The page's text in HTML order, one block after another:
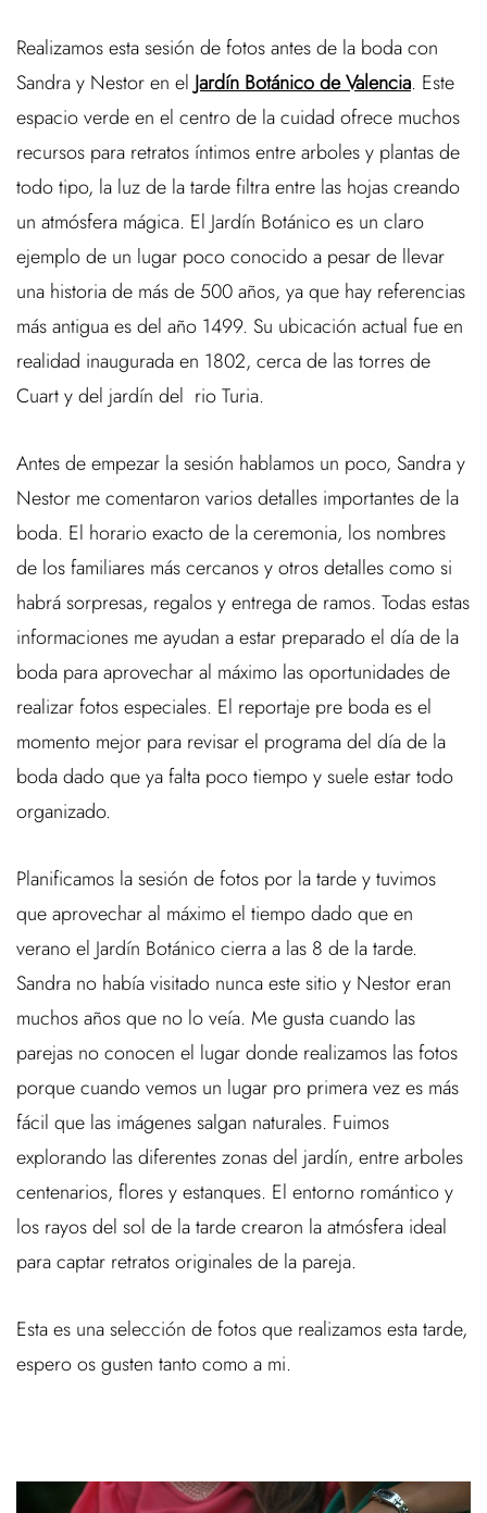
Realizamos esta sesión de fotos antes de la boda con
Sandra y Nestor en el Jardín Botánico de Valencia. Este
espacio verde en el centro de la cuidad ofrece muchos
recursos para retratos íntimos entre arboles y plantas de
todo tipo, la luz de la tarde filtra entre las hojas creando
un atmósfera mágica. El Jardín Botánico es un claro
ejemplo de un lugar poco conocido a pesar de llevar
una historia de más de 500 años, ya que hay referencias
más antigua es del año 1499. Su ubicación actual fue en
realidad inaugurada en 1802, cerca de las torres de
Cuart y del jardín del rio Turia.
Antes de empezar la sesión hablamos un poco, Sandra y
Nestor me comentaron varios detalles importantes de la
boda. El horario exacto de la ceremonia, los nombres
de los familiares más cercanos y otros detalles como si
habrá sorpresas, regalos y entrega de ramos. Todas estas
informaciones me ayudan a estar preparado el día de la
boda para aprovechar al máximo las oportunidades de
realizar fotos especiales. El reportaje pre boda es el
momento mejor para revisar el programa del día de la
boda dado que ya falta poco tiempo y suele estar todo
organizado.
Planificamos la sesión de fotos por la tarde y tuvimos
que aprovechar al máximo el tiempo dado que en
verano el Jardín Botánico cierra a las 8 de la tarde.
Sandra no había visitado nunca este sitio y Nestor eran
muchos años que no lo veía. Me gusta cuando las
parejas no conocen el lugar donde realizamos las fotos
porque cuando vemos un lugar pro primera vez es más
fácil que las imágenes salgan naturales. Fuimos
explorando las diferentes zonas del jardín, entre arboles
centenarios, flores y estanques. El entorno romántico y
los rayos del sol de la tarde crearon la atmósfera ideal
para captar retratos originales de la pareja.
Esta es una selección de fotos que realizamos esta tarde,
espero os gusten tanto como a mi.